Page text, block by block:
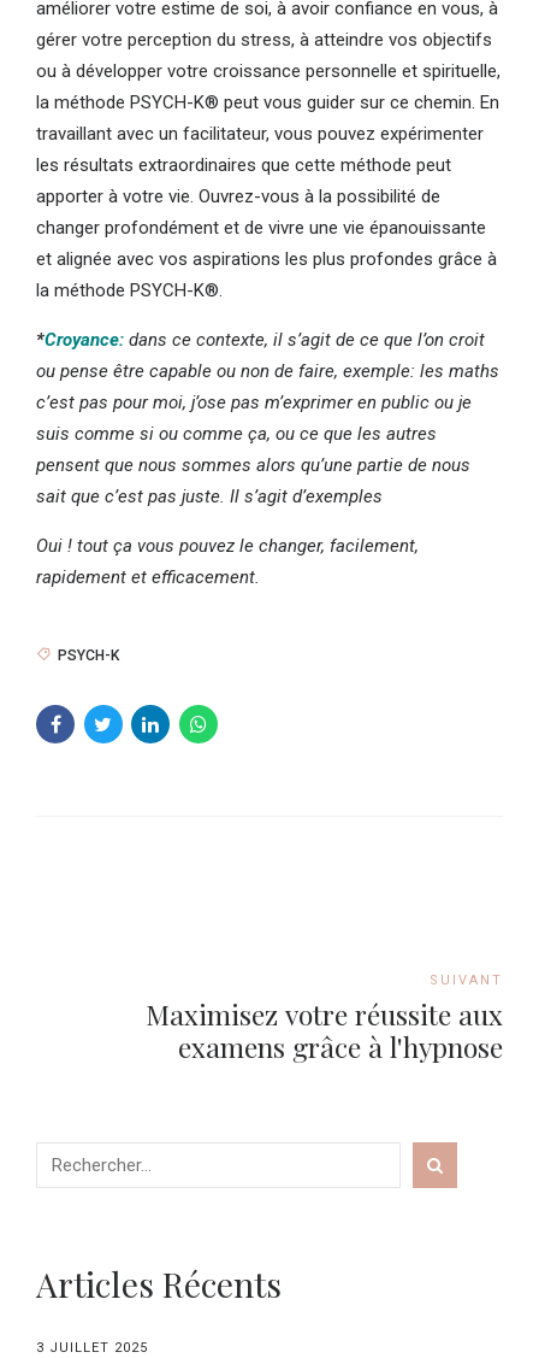
améliorer votre estime de soi, à avoir confiance en vous, à
gérer votre perception du stress, à atteindre vos objectifs
ou à développer votre croissance personnelle et spirituelle,
la méthode PSYCH-K® peut vous guider sur ce chemin. En
travaillant avec un facilitateur, vous pouvez expérimenter
les résultats extraordinaires que cette méthode peut
apporter à votre vie. Ouvrez-vous à la possibilité de
changer profondément et de vivre une vie épanouissante
et alignée avec vos aspirations les plus profondes grâce à
la méthode PSYCH-K®.
*Croyance: dans ce contexte, il s’agit de ce que l’on croit
ou pense être capable ou non de faire, exemple: les maths
c’est pas pour moi, j’ose pas m’exprimer en public ou je
suis comme si ou comme ça, ou ce que les autres
pensent que nous sommes alors qu’une partie de nous
sait que c’est pas juste. Il s’agit d’exemples
Oui ! tout ça vous pouvez le changer, facilement,
rapidement et efficacement.
PSYCH-K
SUIVANT
Maximisez votre réussite aux
examens grâce à l'hypnose
Articles Récents
3 JUILLET 2025